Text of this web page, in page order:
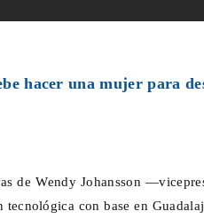
hacer una mujer para
de Wendy Johansson
tecnológica con base en